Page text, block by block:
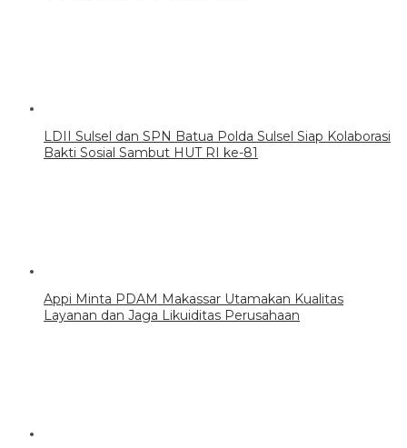
LDII Sulsel dan SPN Batua Polda Sulsel Siap Kolaborasi
Bakti Sosial Sambut HUT RI ke-81
Appi Minta PDAM Makassar Utamakan Kualitas
Layanan dan Jaga Likuiditas Perusahaan